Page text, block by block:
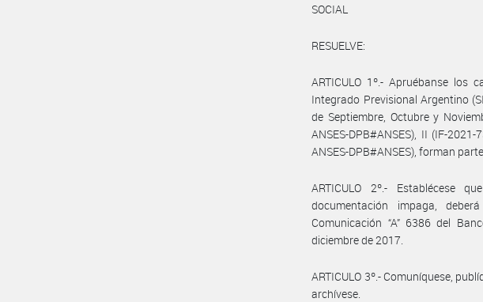
SOCIAL
RESUELVE:
ARTICULO 1º.- Apruébanse los
Integrado Previsional Argentino
de Septiembre, Octubre y
ANSES-DPB#ANSES), II (IF-
ANSES-DPB#ANSES), forman
ARTICULO 2º.- Establécese
documentación impaga,
Comunicación “A” 6386 del
diciembre de 2017.
ARTICULO 3º.- Comuníquese,
archívese.